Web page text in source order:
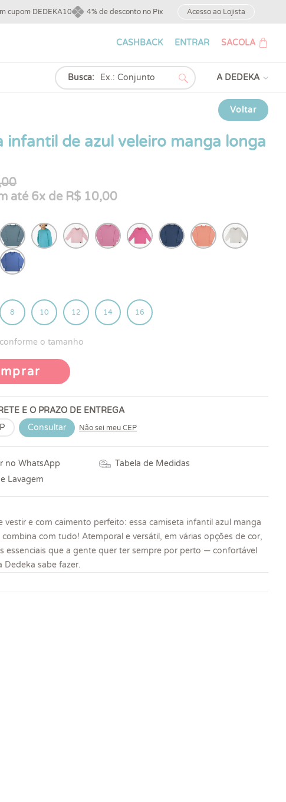
cupom DEDEKA10 4% de desconto no Pix Acesso ao Lojista
CASHBACK ENTRAR SACOLA
A DEDEKA
Busca:
Voltar
infantil de azul veleiro manga longa
até 6x de R$ 10,00
8 10 12 14 16
o tamanho
E O PRAZO DE ENTREGA
Consultar
Não sei meu CEP
no WhatsApp
Tabela de Medidas
Lavagem
vestir e com caimento perfeito: essa camiseta infantil azul manga
com tudo! Atemporal e versátil, em várias opções de cor,
essenciais que a gente quer ter sempre por perto — confortável
Dedeka sabe fazer.